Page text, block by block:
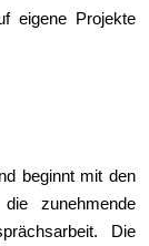
eigene Projekte
beginnt mit den
zunehmende
Die